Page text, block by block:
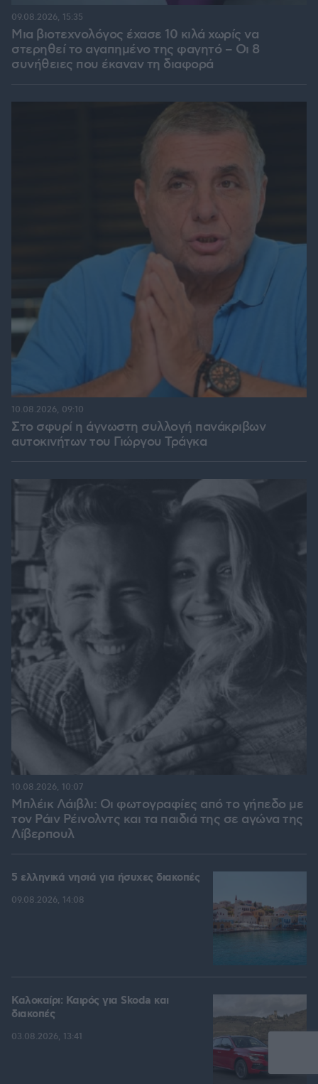
Μια βιοτεχνολόγος έχασε 10 κιλά χωρίς να
στερηθεί το αγαπημένο της φαγητό – Οι 8
συνήθειες που έκαναν τη διαφορά
09.08.2026, 15:35
Στο σφυρί η άγνωστη συλλογή πανάκριβων
αυτοκινήτων του Γιώργου Τράγκα
10.08.2026, 09:10
Μπλέικ Λάιβλι: Οι φωτογραφίες από το γήπεδο με
τον Ράιν Ρέινολντς και τα παιδιά της σε αγώνα της
Λίβερπουλ
10.08.2026, 10:07
5 ελληνικά νησιά για ήσυχες διακοπές
09.08.2026, 14:08
Καλοκαίρι: Καιρός για Skoda και
διακοπές
03.08.2026, 13:41